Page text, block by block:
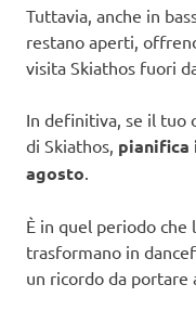
Tuttavia, anche in
restano aperti,
visita Skiathos fuori
In definitiva, se il tuo
di Skiathos, pianifica
agosto
È in quel periodo che
trasformano in
un ricordo da portare